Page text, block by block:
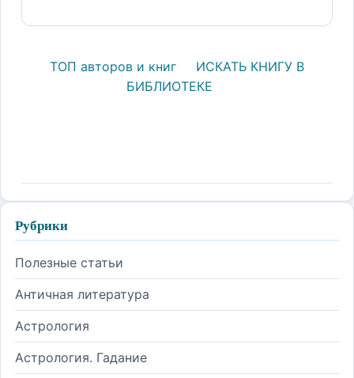
ТОП авторов и книг
ИСКАТЬ КНИГУ В
БИБЛИОТЕКЕ
Рубрики
Полезные статьи
Античная литература
Астрология
Астрология. Гадание